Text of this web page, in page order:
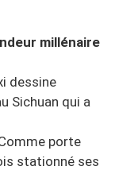
millénaire
dessine
Sichuan qui a
porte
stationné ses